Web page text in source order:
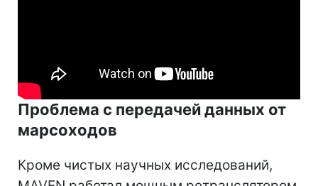
Проблема с передачей данных от
марсоходов
Кроме чистых научных исследований,